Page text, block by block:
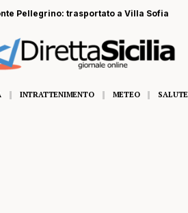
Pellegrino: trasportato a Villa Sofia
INTRATTENIMENTO METEO SALUTE